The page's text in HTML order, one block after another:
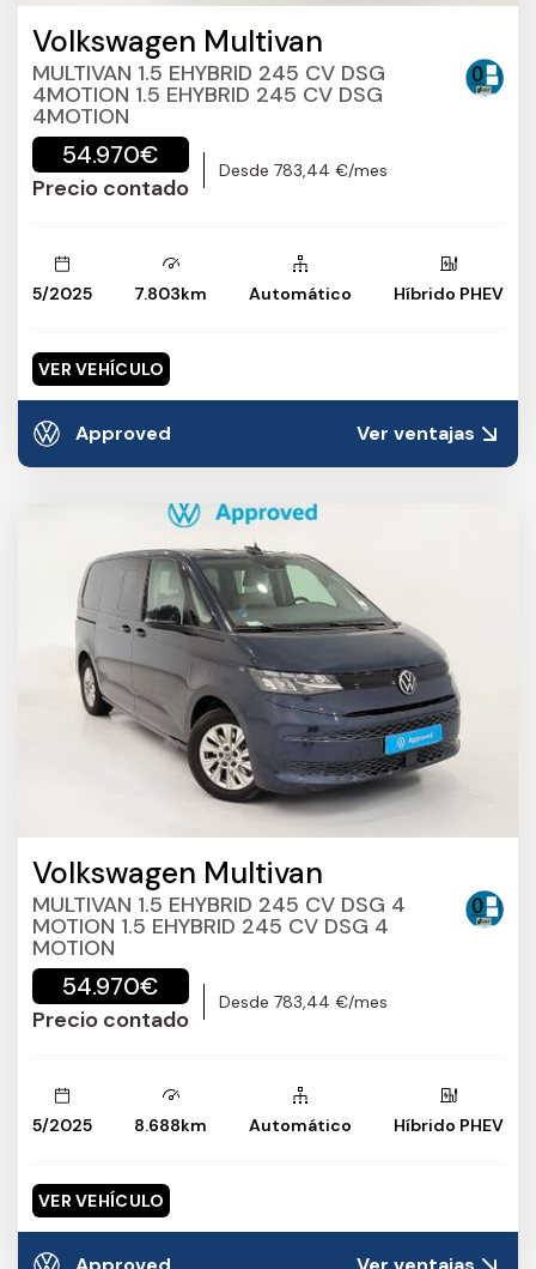
Volkswagen Multivan
MULTIVAN 1.5 EHYBRID 245 CV DSG
4MOTION 1.5 EHYBRID 245 CV DSG
4MOTION
54.970€
Precio contado
Desde 783,44 €/mes
5/2025 7.803km Automático Híbrido PHEV
VER VEHÍCULO
Approved Ver ventajas
Volkswagen Multivan
MULTIVAN 1.5 EHYBRID 245 CV DSG 4
MOTION 1.5 EHYBRID 245 CV DSG 4
MOTION
54.970€
Precio contado
Desde 783,44 €/mes
5/2025 8.688km Automático Híbrido PHEV
VER VEHÍCULO